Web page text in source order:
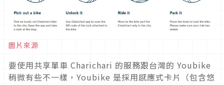
圖片來源
要使用共享單車 Charichari 的服務跟台灣的 Youbike
稍微有些不一樣，Youbike 是採用感應式卡片（包含悠